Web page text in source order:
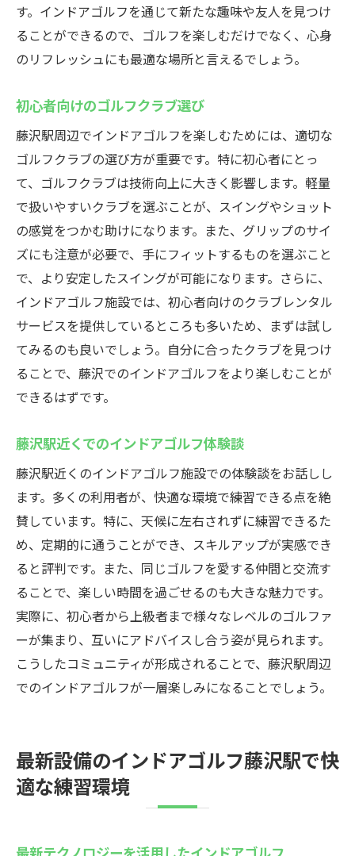
仲間と楽しむインドアゴルフの魅力
インドアゴルフを通じたコミュニケーショ
ンの輪
インドアゴルフが生み出すコミュニティの
力
藤沢駅周辺のインドアゴルフ設備とその魅力
藤沢駅周辺の最新インドアゴルフ施設
魅力的なインドアゴルフ設備の紹介
藤沢でのインドアゴルフのアクセス方法
設備が充実した藤沢駅のゴルフ施設
インドアゴルフ施設の利用方法と利便性
地元で人気のインドアゴルフ設備
インドアゴルフで技術向上ウテミル藤沢店のレ
ッスン詳細
技術向上のためのインドアゴルフレッスン
ウテミル藤沢店の特別レッスンプラン
個別指導とグループレッスンの選び方
効果的なレッスンで技術を磨く
インドアゴルフでの技術向上のコツ
藤沢駅のウテミル店でのレッスン体験談
す。インドアゴルフを通じて新たな趣味や友人を見つけ
ることができるので、ゴルフを楽しむだけでなく、心身
のリフレッシュにも最適な場所と言えるでしょう。
初心者向けのゴルフクラブ選び
藤沢駅周辺でインドアゴルフを楽しむためには、適切な
ゴルフクラブの選び方が重要です。特に初心者にとっ
て、ゴルフクラブは技術向上に大きく影響します。軽量
で扱いやすいクラブを選ぶことが、スイングやショット
の感覚をつかむ助けになります。また、グリップのサイ
ズにも注意が必要で、手にフィットするものを選ぶこと
で、より安定したスイングが可能になります。さらに、
インドアゴルフ施設では、初心者向けのクラブレンタル
サービスを提供しているところも多いため、まずは試し
てみるのも良いでしょう。自分に合ったクラブを見つけ
ることで、藤沢でのインドアゴルフをより楽しむことが
できるはずです。
藤沢駅近くでのインドアゴルフ体験談
藤沢駅近くのインドアゴルフ施設での体験談をお話しし
ます。多くの利用者が、快適な環境で練習できる点を絶
賛しています。特に、天候に左右されずに練習できるた
め、定期的に通うことができ、スキルアップが実感でき
ると評判です。また、同じゴルフを愛する仲間と交流す
ることで、楽しい時間を過ごせるのも大きな魅力です。
実際に、初心者から上級者まで様々なレベルのゴルファ
ーが集まり、互いにアドバイスし合う姿が見られます。
こうしたコミュニティが形成されることで、藤沢駅周辺
でのインドアゴルフが一層楽しみになることでしょう。
最新設備のインドアゴルフ藤沢駅で快
適な練習環境